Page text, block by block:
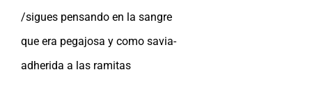
/sigues pensando en la sangre
que era pegajosa y como savia-
adherida a las ramitas